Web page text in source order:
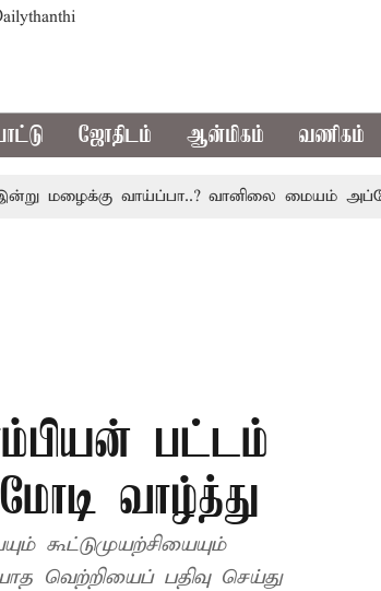
ஜோதிடம் ஆன்மிகம் வணிகம்
மழைக்கு வாய்ப்பா..? வானிலை மையம் அப்டேட்
பட்டம்
வாழ்த்து
கூட்டுமுயற்சியையும்
வெற்றியைப் பதிவு செய்து